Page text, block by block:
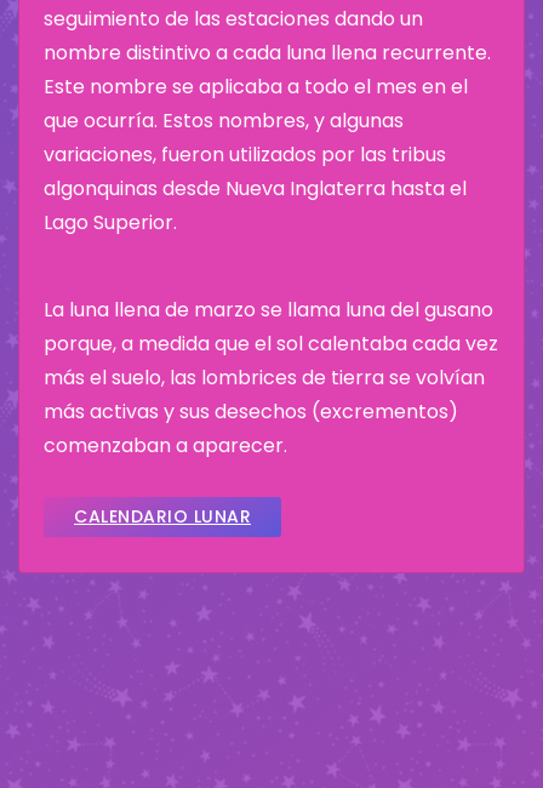
seguimiento de las estaciones dando un
nombre distintivo a cada luna llena recurrente.
Este nombre se aplicaba a todo el mes en el
que ocurría. Estos nombres, y algunas
variaciones, fueron utilizados por las tribus
algonquinas desde Nueva Inglaterra hasta el
Lago Superior.
La luna llena de marzo se llama luna del gusano
porque, a medida que el sol calentaba cada vez
más el suelo, las lombrices de tierra se volvían
más activas y sus desechos (excrementos)
comenzaban a aparecer.
CALENDARIO LUNAR